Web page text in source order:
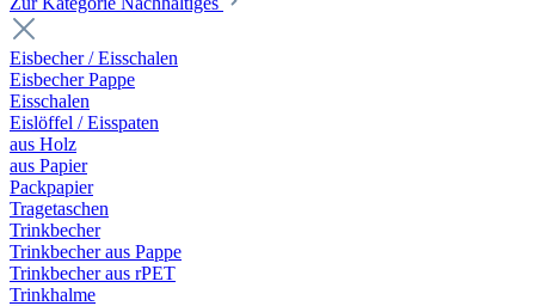
Eisbecher / Eisschalen
Eisbecher Pappe
Eisschalen
Eislöffel / Eisspaten
aus Holz
aus Papier
Packpapier
Tragetaschen
Trinkbecher
Trinkbecher aus Pappe
Trinkbecher aus rPET
Trinkhalme